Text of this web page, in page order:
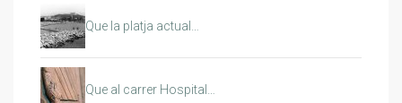
Que la platja actual…
Que al carrer Hospital…